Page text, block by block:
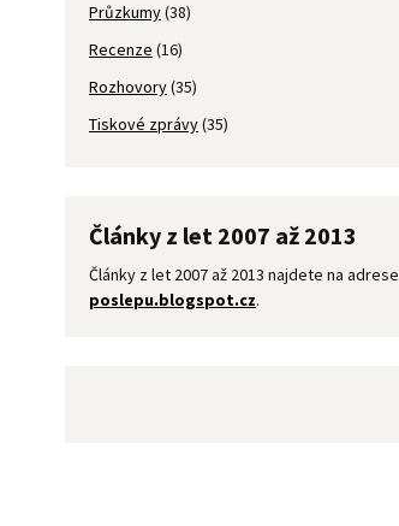
Průzkumy(38)
Recenze (16)
Rozhovory(35)
Tiskové zprávy(35)
Články z let 2007 až 2013
Články z let 2007 až 2013 najdete na adrese
poslepu.blogspot.cz.